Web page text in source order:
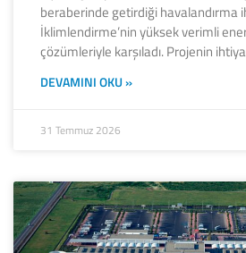
beraberinde getirdiği havalandırma
İklimlendirme’nin yüksek verimli
çözümleriyle karşıladı. Projenin
DEVAMINI OKU »
31 Temmuz 2026